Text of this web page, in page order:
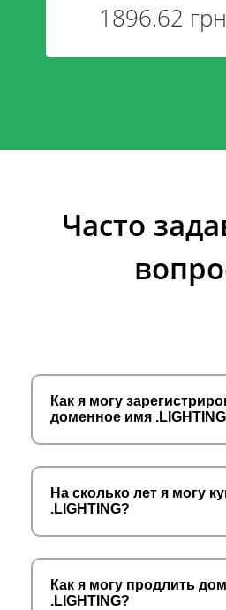
1896.62
Часто
Как я могу
доменное имя
На сколько лет я могу
.LIGHTING?
Как я могу продлить
.LIGHTING?